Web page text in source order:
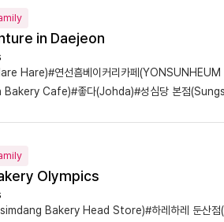
in Daejeon
Hare)#연선흠베이커리카페
Bakery Cafe)#좋다(Johda)#성심당 본점
Olympics
Bakery Head Store)#하레하레 둔산